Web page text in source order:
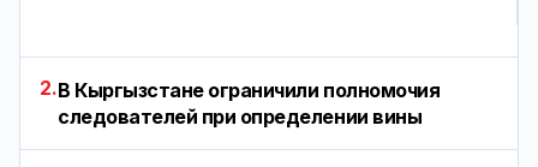
2.В Кыргызстане ограничили полномочия
следователей при определении вины